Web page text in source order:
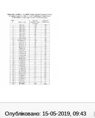
Опубліковано: 15-05-2019, 09:43 |